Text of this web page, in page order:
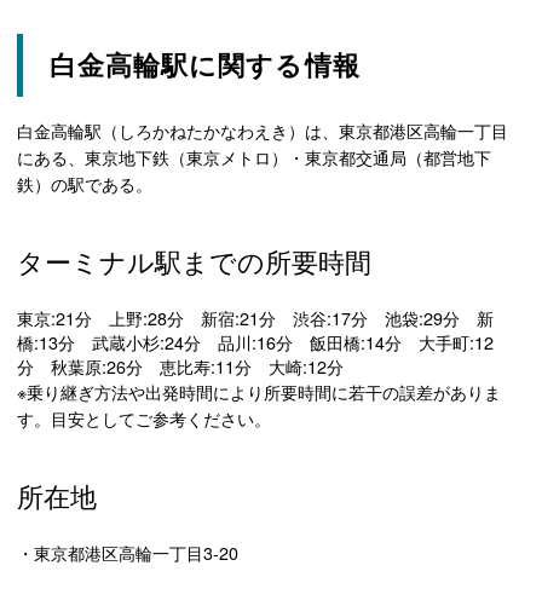
白金高輪駅に関する情報
白金高輪駅（しろかねたかなわえき）は、東京都港区高輪一丁目
にある、東京地下鉄（東京メトロ）・東京都交通局（都営地下
鉄）の駅である。
ターミナル駅までの所要時間
東京:21分 上野:28分 新宿:21分 渋谷:17分 池袋:29分 新
橋:13分 武蔵小杉:24分 品川:16分 飯田橋:14分 大手町:12
分 秋葉原:26分 恵比寿:11分 大崎:12分
※乗り継ぎ方法や出発時間により所要時間に若干の誤差がありま
す。目安としてご参考ください。
所在地
・東京都港区高輪一丁目3-20